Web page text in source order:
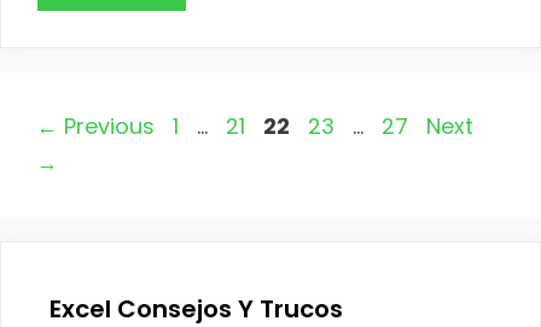
← Previous Page
1 … Page
21 Page
22 Page
23 … Page
27
Next
→
Excel Consejos Y Trucos